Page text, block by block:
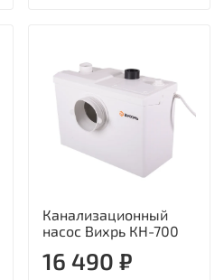
Канализационный
насос Вихрь КН-700
16 490 ₽